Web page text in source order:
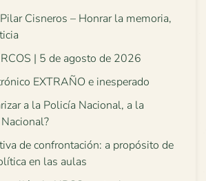
Cisneros – Honrar la memoria,
| 5 de agosto de 2026
EXTRAÑO e inesperado
a la Policía Nacional, a la
de confrontación: a propósito de
en las aulas